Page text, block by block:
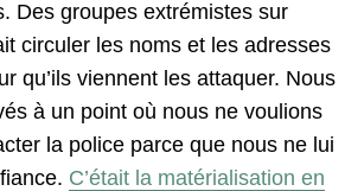
Des groupes extrémistes sur
circuler les noms et les adresses
qu’ils viennent les attaquer. Nous
à un point où nous ne voulions
la police parce que nous ne lui
C’était la matérialisation en